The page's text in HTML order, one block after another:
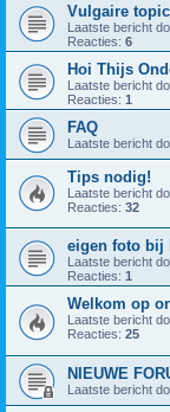
Vulgaire
Laatste bericht
Reacties: 6
Hoi Thijs
Laatste bericht
Reacties: 1
FAQ
Laatste bericht
Tips nodig!
Laatste bericht
Reacties: 32
eigen foto bij
Laatste bericht
Reacties: 1
Welkom op
Laatste bericht
Reacties: 25
NIEUWE
Laatste bericht